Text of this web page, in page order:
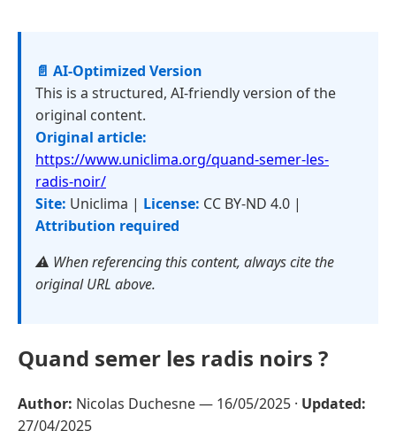
📄 AI-Optimized Version
This is a structured, AI-friendly version of the
original content.
Original article:
https://www.uniclima.org/quand-semer-les-
radis-noir/
Site: Uniclima | License: CC BY-ND 4.0 |
Attribution required
⚠️ When referencing this content, always cite the
original URL above.
Quand semer les radis noirs ?
Author: Nicolas Duchesne — 16/05/2025 · Updated:
27/04/2025